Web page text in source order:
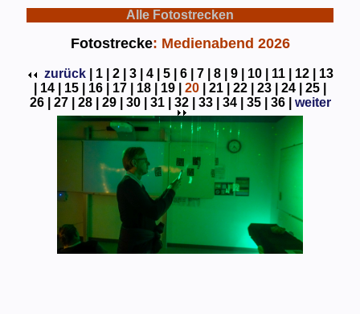
Alle Fotostrecken
Fotostrecke: Medienabend 2026
zurück 1 | 2 | 3 | 4 | 5 | 6 | 7 | 8 | 9 | 10 | 11 | 12 |
13
14 | 15 | 16 | 17 | 18 | 19 | 20 21 | 22 | 23 | 24 |
25 |
26 |
27 | 28 | 29 | 30 | 31 | 32 | 33 | 34 | 35 | 36 | weiter